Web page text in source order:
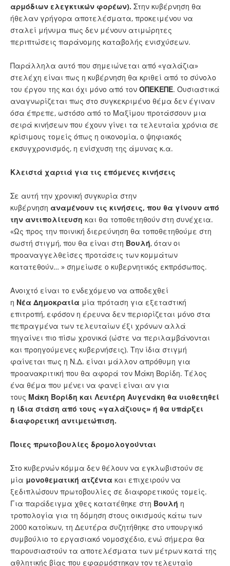
αρμόδιων ελεγκτικών φορέων). Στην κυβέρνηση θα
ήθελαν γρήγορα αποτελέσματα, προκειμένου να
σταλεί μήνυμα πως δεν μένουν ατιμώρητες
περιπτώσεις παράνομης καταβολής ενισχύσεων.
Παράλληλα αυτό που σημειώνεται από «γαλάζια»
στελέχη είναι πως η κυβέρνηση θα κριθεί από το σύνολο
του έργου της και όχι μόνο από τον ΟΠΕΚΕΠΕ. Ουσιαστικά
αναγνωρίζεται πως στο συγκεκριμένο θέμα δεν έγιναν
όσα έπρεπε, ωστόσο από το Μαξίμου προτάσσουν μια
σειρά κινήσεων που έχουν γίνει τα τελευταία χρόνια σε
κρίσιμους τομείς όπως η οικονομία, ο ψηφιακός
εκσυγχρονισμός, η ενίσχυση της άμυνας κ.α.
Κλειστά χαρτιά για τις επόμενες κινήσεις
Σε αυτή την χρονική συγκυρία στην
κυβέρνηση αναμένουν τις κινήσεις, που θα γίνουν από
την αντιπολίτευση και θα τοποθετηθούν στη συνέχεια.
«Ως προς την ποινική διερεύνηση θα τοποθετηθούμε στη
σωστή στιγμή, που θα είναι στη Βουλή, όταν οι
προαναγγελθείσες προτάσεις των κομμάτων
κατατεθούν… » σημείωσε ο κυβερνητικός εκπρόσωπος.
Ανοιχτό είναι το ενδεχόμενο να αποδεχθεί
η Νέα Δημοκρατία μία πρόταση για εξεταστική
επιτροπή, εφόσον η έρευνα δεν περιορίζεται μόνο στα
πεπραγμένα των τελευταίων έξι χρόνων αλλά
πηγαίνει πιο πίσω χρονικά (ώστε να περιλαμβάνονται
και προηγούμενες κυβερνήσεις). Την ίδια στιγμή
φαίνεται πως η Ν.Δ. είναι μάλλον απρόθυμη για
προανακριτική που θα αφορά τον Μάκη Βορίδη. Τέλος
ένα θέμα που μένει να φανεί είναι αν για
τους Μάκη Βορίδη και Λευτέρη Αυγενάκη θα υιοθετηθεί
η ίδια στάση από τους «γαλάζιους» ή θα υπάρξει
διαφορετική αντιμετώπιση.
Ποιες πρωτοβουλίες δρομολογούνται
Στο κυβερνών κόμμα δεν θέλουν να εγκλωβιστούν σε
μία μονοθεματική ατζέντα και επιχειρούν να
ξεδιπλώσουν πρωτοβουλίες σε διαφορετικούς τομείς.
Για παράδειγμα χθες κατατέθηκε στη Βουλή η
τροπολογία για τη δόμηση στους οικισμούς κάτω των
2000 κατοίκων, τη Δευτέρα συζητήθηκε στο υπουργικό
συμβούλιο το εργασιακό νομοσχέδιο, ενώ σήμερα θα
παρουσιαστούν τα αποτελέσματα των μέτρων κατά της
αθλητικής βίας που εφαρμόστηκαν τον τελευταίο